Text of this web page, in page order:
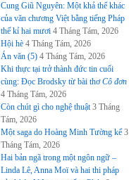
Cung Giũ Nguyên: Một khả thể khác
của văn chương Việt bằng tiếng Pháp
thế kỉ hai mươi 4 Tháng Tám, 2026
Hội hè 4 Tháng Tám, 2026
Án văn (5) 4 Tháng Tám, 2026
Khi thực tại trở thành đức tin cuối
cùng: Đọc Brodsky từ bài thơCô đơn
4 Tháng Tám, 2026
Còn chút gì cho nghệ thuật 3 Tháng
Tám, 2026
Một saga do Hoàng Minh Tường kể 3
Tháng Tám, 2026
Hai bản ngã trong một ngôn ngữ –
Linda Lê, Anna Moï và hai thi pháp